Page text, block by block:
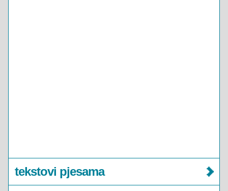
tekstovi pjesama